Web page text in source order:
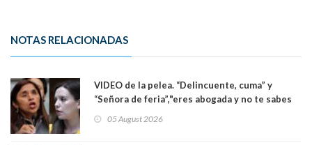
NOTAS RELACIONADAS
VIDEO de la pelea. “Delincuente, cuma” y
“Señora de feria”,"eres abogada y no te sabes
senadoras Camila Flores y Fabiola Campillai en
05 August 2026